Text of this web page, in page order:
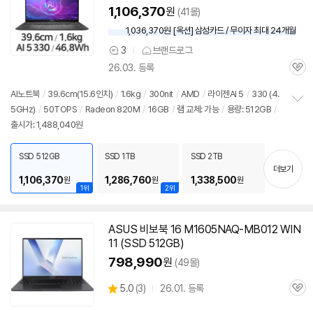
1,106,370원 (41몰)
1,036,370원 [옥션] 삼성카드 / 무이자 최대 24개월
상
품
견
3
브랜드로그
26.03. 등록
관
AI노트북 / 39.6cm(15.6인치) / 1.6kg / 300nit / AMD / 라이젠AI 5 / 330 (4.
5GHz) / 50TOPS / Radeon 820M / 16GB / 램 교체: 가능 / 용량: 512GB /
출시가: 1,488,040원
기
1위
SSD 512GB
1,106,370원
2위
SSD 1TB
1,286,760원
SSD 2TB
1,338,500원
더보기
ASUS 비보북 16 M1605NAQ-MB012 WIN
11 (SSD 512GB)
798,990원 (49몰)
별
5.0 (상
3) 26.01. 등록
관